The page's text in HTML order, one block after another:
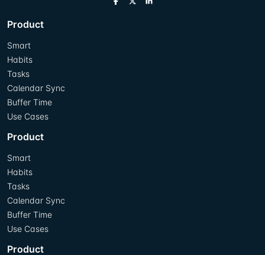
Product
Smart
Habits
Tasks
Calendar Sync
Buffer Time
Use Cases
Product
Smart
Habits
Tasks
Calendar Sync
Buffer Time
Use Cases
Product